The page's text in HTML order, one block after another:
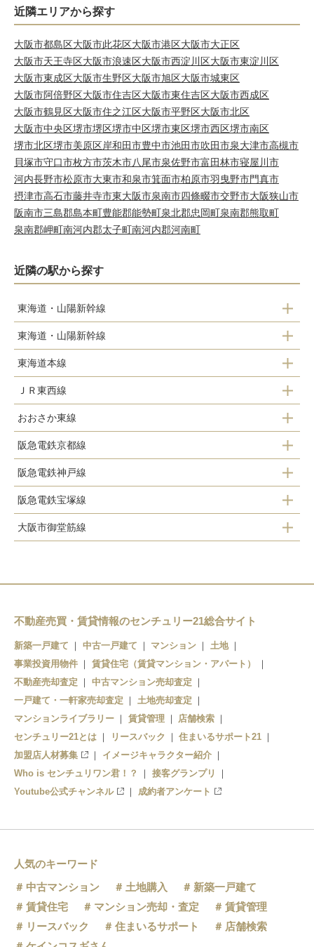
近隣エリアから探す
大阪市都島区大阪市此花区大阪市港区大阪市大正区
大阪市天王寺区大阪市浪速区大阪市西淀川区大阪市東淀川区
大阪市東成区大阪市生野区大阪市旭区大阪市城東区
大阪市阿倍野区大阪市住吉区大阪市東住吉区大阪市西成区
大阪市鶴見区大阪市住之江区大阪市平野区大阪市北区
大阪市中央区堺市堺区堺市中区堺市東区堺市西区堺市南区
堺市北区堺市美原区岸和田市豊中市池田市吹田市泉大津市高槻市
貝塚市守口市枚方市茨木市八尾市泉佐野市富田林市寝屋川市
河内長野市松原市大東市和泉市箕面市柏原市羽曳野市門真市
摂津市高石市藤井寺市東大阪市泉南市四條畷市交野市大阪狭山市
阪南市三島郡島本町豊能郡能勢町泉北郡忠岡町泉南郡熊取町
泉南郡岬町南河内郡太子町南河内郡河南町
近隣の駅から探す
東海道・山陽新幹線
新大阪駅
東海道・山陽新幹線
新大阪駅
東海道本線
東淀川駅
新大阪駅
塚本駅
ＪＲ東西線
加島駅
おおさか東線
新大阪駅
阪急電鉄京都線
南方駅
十三駅
阪急電鉄神戸線
十三駅
神崎川駅
阪急電鉄宝塚線
十三駅
大阪市御堂筋線
新大阪駅
西中島南方駅
不動産売買・賃貸情報のセンチュリー21総合サイト
新築一戸建て 中古一戸建て マンション
土地
事業投資用物件
賃貸住宅（賃貸マンション・アパート）
不動産売却査定
中古マンション売却査定
一戸建て・一軒家売却査定
土地売却査定
マンションライブラリー
賃貸管理
店舗検索
センチュリー21とは
リースバック
住まいるサポート21
加盟店人材募集
イメージキャラクター紹介
Who is センチュリワン君！？
接客グランプリ
Youtube公式チャンネル
成約者アンケート
人気のキーワード
中古マンション
土地購入
新築一戸建て
賃貸住宅
マンション売却・査定
賃貸管理
リースバック
住まいるサポート
店舗検索